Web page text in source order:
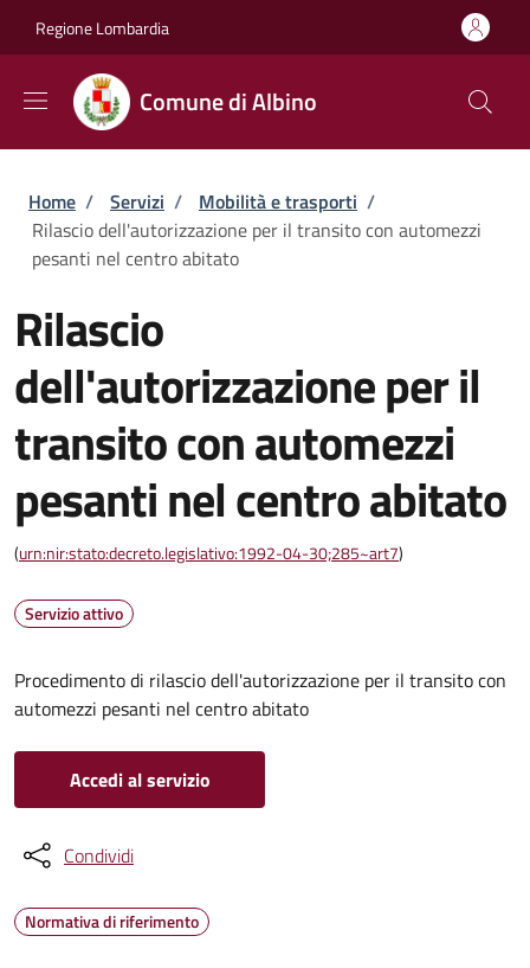
Regione Lombardia
Comune di Albino
Briciole di pane
Home / Servizi / Mobilità e trasporti /
Rilascio dell'autorizzazione per il transito con automezzi
pesanti nel centro abitato
Rilascio
dell'autorizzazione per il
transito con automezzi
pesanti nel centro abitato
(urn:nir:stato:decreto.legislativo:1992-04-30;285~art7)
Servizio attivo
Procedimento di rilascio dell'autorizzazione per il transito con
automezzi pesanti nel centro abitato
Accedi al servizio
Condividi
Normativa di riferimento